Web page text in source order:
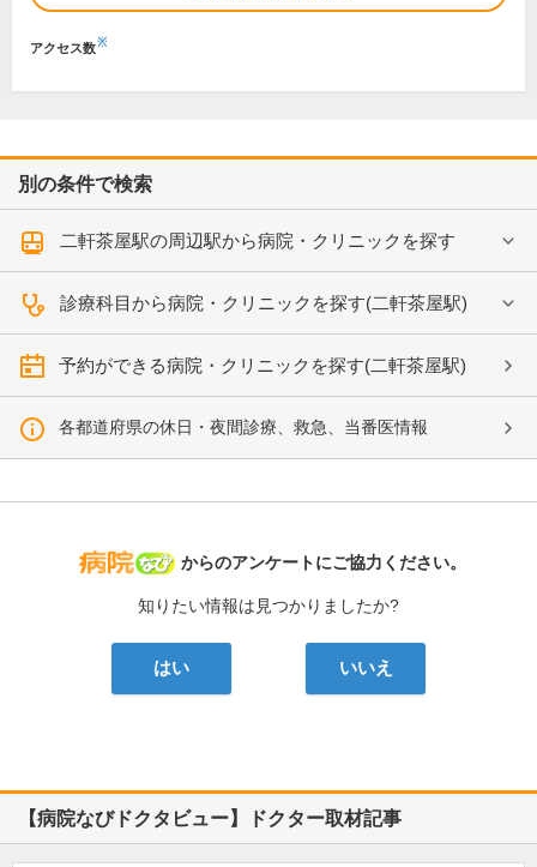
アクセス数※
別の条件で検索
二軒茶屋駅の周辺駅から病院・クリニックを探す
診療科目から病院・クリニックを探す(二軒茶屋駅)
予約ができる病院・クリニックを探す(二軒茶屋駅)
各都道府県の休日・夜間診療、救急、当番医情報
病院なび
からのアンケートにご協力ください。
知りたい情報は見つかりましたか?
はい いいえ
【病院なびドクタビュー】ドクター取材記事